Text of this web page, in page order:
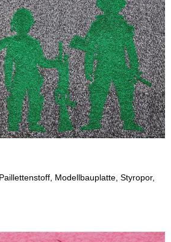
Modellbauplatte, Styropor,